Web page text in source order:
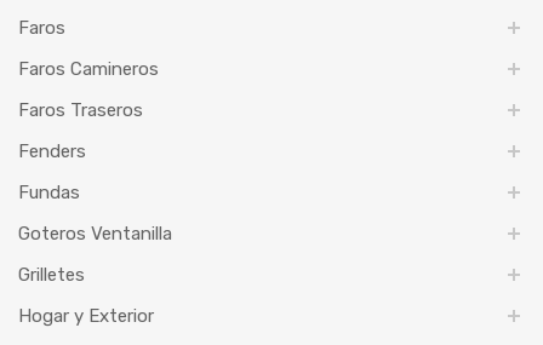
Faros
Faros Camineros
Faros Traseros
Fenders
Fundas
Goteros Ventanilla
Grilletes
Hogar y Exterior